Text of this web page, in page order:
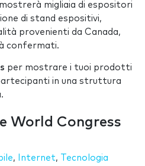
mostrerà migliaia di espositori
di stand espositivi,
provenienti da Canada,
confermati.
per mostrare i tuoi prodotti
in una struttura
World Congress
, Internet,
Tecnologia